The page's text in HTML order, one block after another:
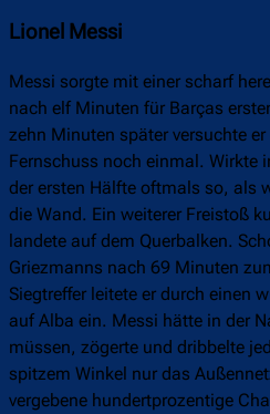
Lionel Messi
Messi sorgte mit einer scharf
nach elf Minuten für Barças
zehn Minuten später versuchte
Fernschuss noch einmal. Wirkte
der ersten Hälfte oftmals so, als
die Wand. Ein weiterer Freistoß
landete auf dem Querbalken.
Griezmanns nach 69 Minuten
Siegtreffer leitete er durch einen
auf Alba ein. Messi hätte in der
müssen, zögerte und dribbelte
spitzem Winkel nur das
vergebene hundertprozentige